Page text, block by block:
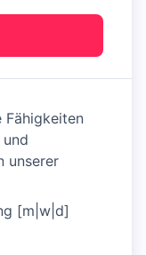
Fähigkeiten
unserer
[m|w|d]